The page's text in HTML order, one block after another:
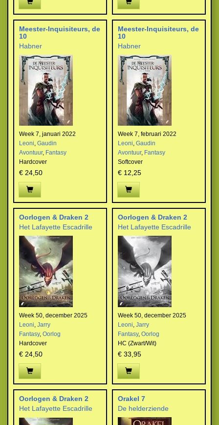
Meester-Inquisiteurs, de
10
Habner
Week 7, januari 2022
Leoni, Gaudin
Avontuur, Fantasy
Hardcover
€ 24,50
Meester-Inquisiteurs, de
10
Habner
Week 7, februari 2022
Leoni, Gaudin
Avontuur, Fantasy
Softcover
€ 12,25
Oorlogen & Draken 2
Het Lafayette Escadrille
Week 50, december 2025
Leoni, Jarry
Fantasy, Oorlog
Hardcover
€ 24,50
Oorlogen & Draken 2
Het Lafayette Escadrille
Week 50, december 2025
Leoni, Jarry
Fantasy, Oorlog
HC (Zwart/Wit)
€ 33,95
Oorlogen & Draken 2
Het Lafayette Escadrille
Orakel 7
De helderziende